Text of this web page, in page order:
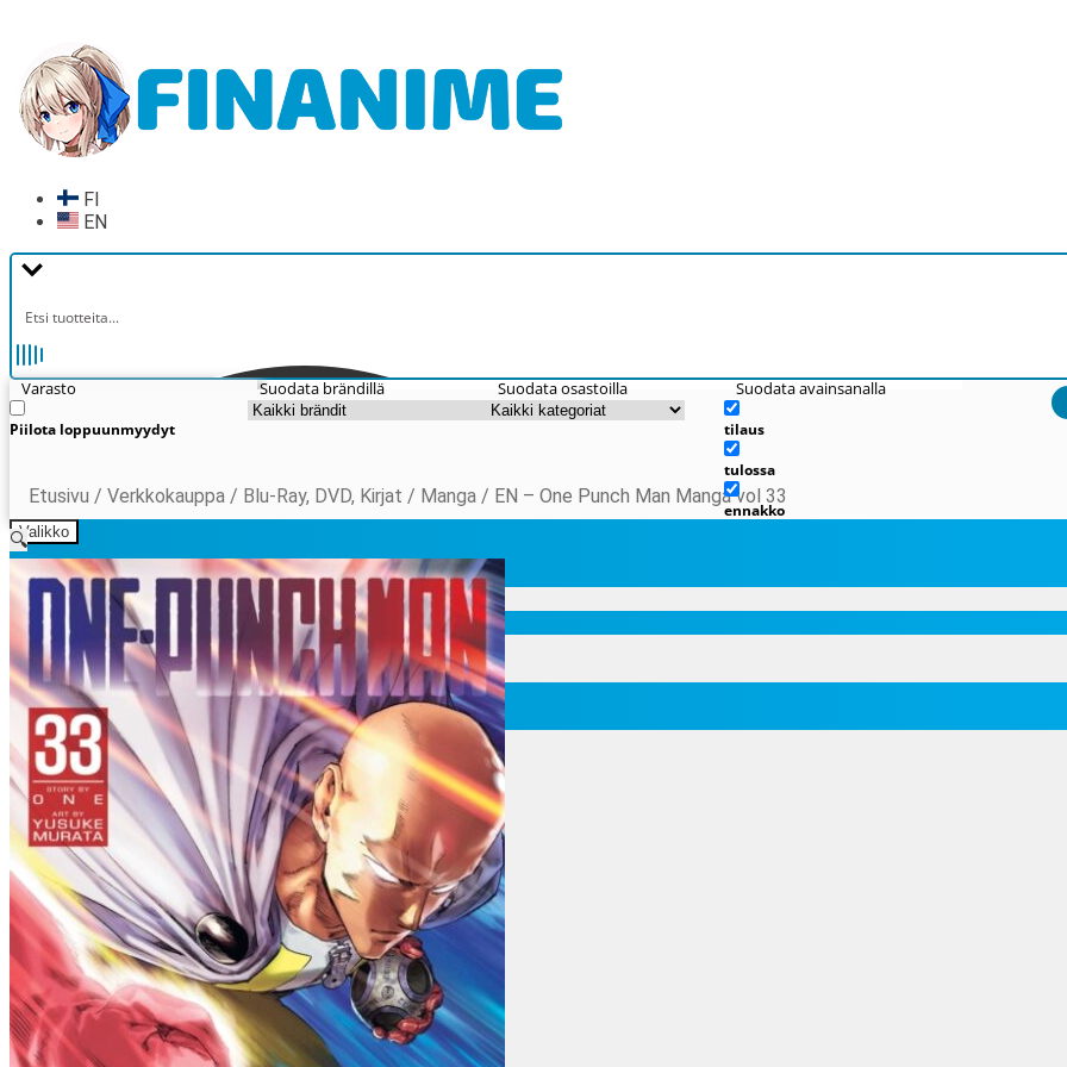
navigointiin
sisältöön
FI
EN
Varasto
Piilota loppuunmyydyt
Suodata brändillä Suodata osastoilla Suodata avainsanalla
tilaus
tulossa
ennakko
Valikko
Etusivu
Ajankohtaisia asioita
Verkkokauppa
Mitä lahjaksi animefanille?
Viimeksi saapuneita
Myymälä & Showroom
Resurssit
Figuurien keräily harrastukse …
Tapahtumat
Anime-retket
Huomioitavia asioita
Anohana
Clannad
Elfen Lied
Fate/Stay Night & Fate/Zero
Haruhi Suzumiya
Higurashi
Kimi no Na Wa
Miss Kobayashi’s Dragon Maid
Oreimo
Sanasto
Etusivu / Verkkokauppa / Blu-Ray, DVD, Kirjat / Manga / EN – One Punch Man Manga vol 33
🔍